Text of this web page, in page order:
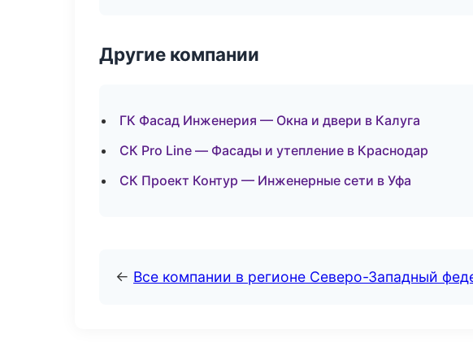
Другие компании
ГК Фасад Инженерия — Окна и двери в Калуга
СК Pro Line — Фасады и утепление в Краснодар
СК Проект Контур — Инженерные сети в Уфа
← Все компании в регионе Северо-Западный